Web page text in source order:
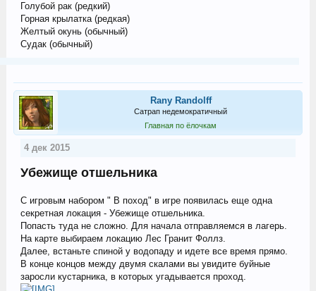
Голубой рак (редкий)
Горная крылатка (редкая)
Желтый окунь (обычный)
Судак (обычный)
Rany Randolff
Сатрап недемократичный
Главная по ёлочкам
4 дек 2015
Убежище отшельника
С игровым набором " В поход" в игре появилась еще одна
секретная локация - Убежище отшельника.
Попасть туда не сложно. Для начала отправляемся в лагерь.
На карте выбираем локацию Лес Гранит Фоллз.
Далее, встаньте спиной у водопаду и идете все время прямо.
В конце концов между двумя скалами вы увидите буйные
заросли кустарника, в которых угадывается проход.